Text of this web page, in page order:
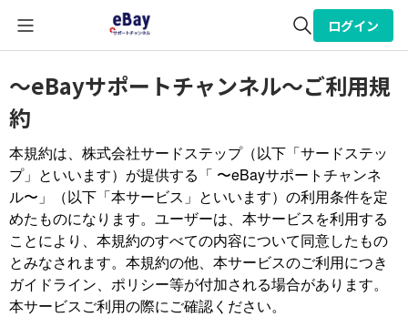
全体検索
ログイン
〜eBayサポートチャンネル〜ご利用規
約
本規約は、株式会社サードステップ（以下「サードステッ
プ」といいます）が提供する「 〜eBayサポートチャンネ
ル〜」（以下「本サービス」といいます）の利用条件を定
めたものになります。ユーザーは、本サービスを利用する
ことにより、本規約のすべての内容について同意したもの
とみなされます。本規約の他、本サービスのご利用につき
ガイドライン、ポリシー等が付加される場合があります。
本サービスご利用の際にご確認ください。